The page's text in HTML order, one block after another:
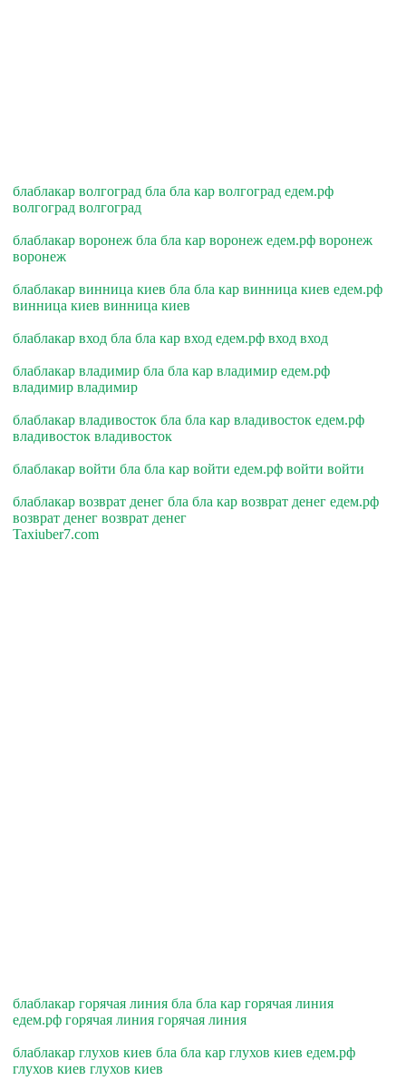
блаблакар волгоград бла бла кар волгоград едем.рф
волгоград волгоград
блаблакар воронеж бла бла кар воронеж едем.рф воронеж
воронеж
блаблакар винница киев бла бла кар винница киев едем.рф
винница киев винница киев
блаблакар вход бла бла кар вход едем.рф вход вход
блаблакар владимир бла бла кар владимир едем.рф
владимир владимир
блаблакар владивосток бла бла кар владивосток едем.рф
владивосток владивосток
блаблакар войти бла бла кар войти едем.рф войти войти
блаблакар возврат денег бла бла кар возврат денег едем.рф
возврат денег возврат денег
Taxiuber7.com
блаблакар горячая линия бла бла кар горячая линия
едем.рф горячая линия горячая линия
блаблакар глухов киев бла бла кар глухов киев едем.рф
глухов киев глухов киев